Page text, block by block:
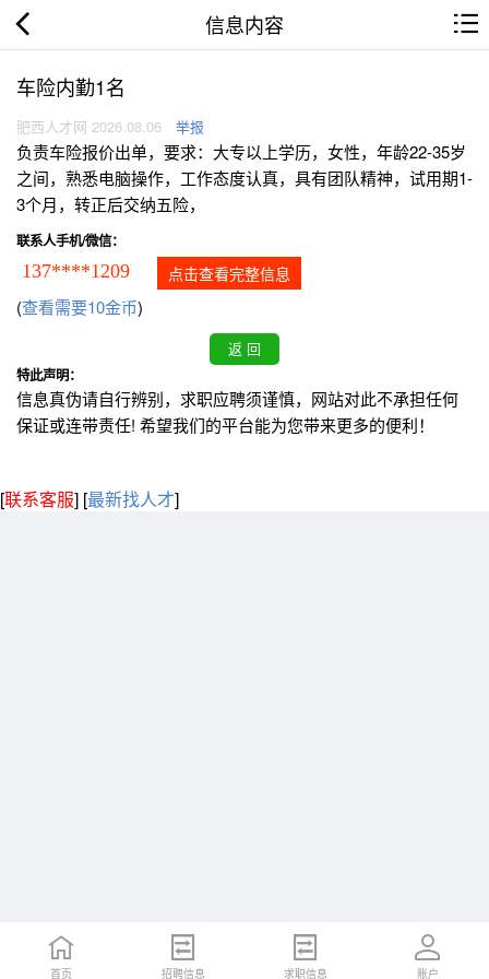
信息内容
车险内勤1名
肥西人才网 2026.08.06 举报
负责车险报价出单，要求：大专以上学历，女性，年龄22-35岁
之间，熟悉电脑操作，工作态度认真，具有团队精神，试用期1-
3个月，转正后交纳五险，
联系人手机/微信：
137****1209 点击查看完整信息
(查看需要10金币)
特此声明：
信息真伪请自行辨别，求职应聘须谨慎，网站对此不承担任何
保证或连带责任! 希望我们的平台能为您带来更多的便利！
[联系客服] [最新找人才]
首页 招聘信息 求职信息 账户